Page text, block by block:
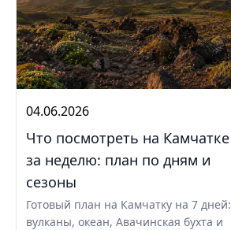
04.06.2026
Что посмотреть на Камчатке
за неделю: план по дням и
сезоны
Готовый план на Камчатку на 7 дней:
вулканы, океан, Авачинская бухта и